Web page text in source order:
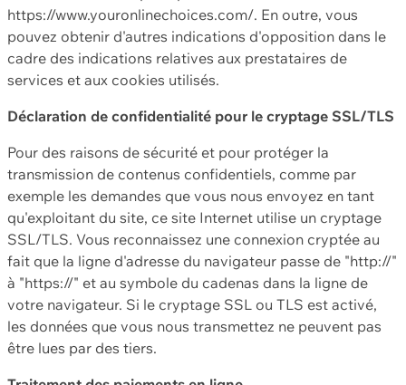
https://www.youronlinechoices.com/. En outre, vous
pouvez obtenir d'autres indications d'opposition dans le
cadre des indications relatives aux prestataires de
services et aux cookies utilisés.
Déclaration de confidentialité pour le cryptage SSL/TLS
Pour des raisons de sécurité et pour protéger la
transmission de contenus confidentiels, comme par
exemple les demandes que vous nous envoyez en tant
qu'exploitant du site, ce site Internet utilise un cryptage
SSL/TLS. Vous reconnaissez une connexion cryptée au
fait que la ligne d'adresse du navigateur passe de "http://"
à "https://" et au symbole du cadenas dans la ligne de
votre navigateur. Si le cryptage SSL ou TLS est activé,
les données que vous nous transmettez ne peuvent pas
être lues par des tiers.